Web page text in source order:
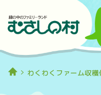
わくわくファーム収穫